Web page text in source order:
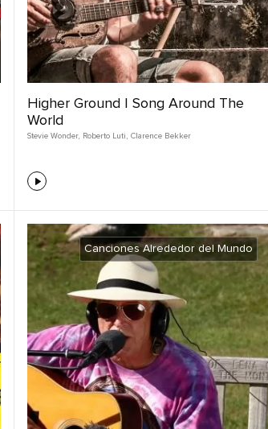
Higher Ground | Song Around The
World
Stevie Wonder, Roberto Luti , Clarence Bekker
Canciones Alrededor del Mundo